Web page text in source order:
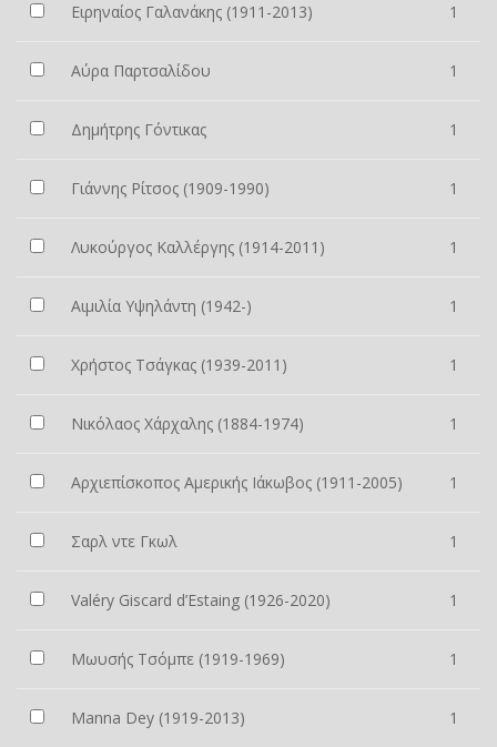
Ειρηναίος Γαλανάκης (1911-2013) 1
Αύρα Παρτσαλίδου 1
Δημήτρης Γόντικας 1
Γιάννης Ρίτσος (1909-1990) 1
Λυκούργος Καλλέργης (1914-2011) 1
Αιμιλία Υψηλάντη (1942-) 1
Χρήστος Τσάγκας (1939-2011) 1
Νικόλαος Χάρχαλης (1884-1974) 1
Αρχιεπίσκοπος Αμερικής Ιάκωβος (1911-2005) 1
Σαρλ ντε Γκωλ 1
Valéry Giscard d’Estaing (1926-2020) 1
Μωυσής Τσόμπε (1919-1969) 1
Manna Dey (1919-2013) 1